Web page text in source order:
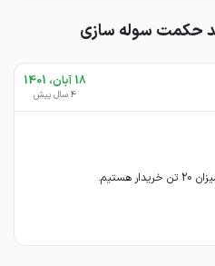
حکمت سوله سازی
18 آبان، 1401
4 سال پیش